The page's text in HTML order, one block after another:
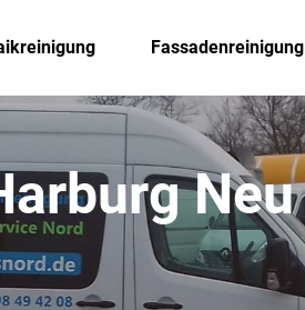
Fassadenreinigung
Neu